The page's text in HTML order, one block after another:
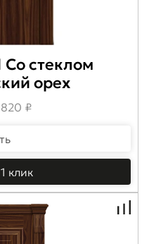
Со стеклом
орех
₽
клик